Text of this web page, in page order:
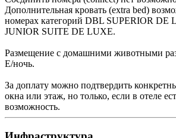
Дополнительная кровать (extra bed)
номерах категорий DBL SUPERIOR
JUNIOR SUITE DE LUXE.
Размещение с домашними животными
Е/ночь.
За доплату можно подтвердить
окна или этаж, но только, если в отеле
возможность.